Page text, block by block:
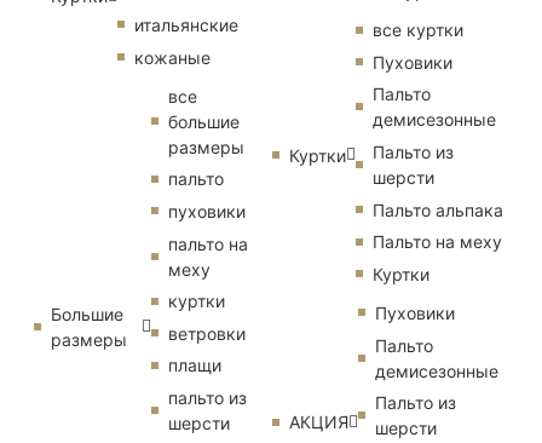
итальянские
кожаные
Большие
размеры
все
большие
размеры
пальто
пуховики
пальто на
меху
куртки
ветровки
плащи
пальто из
шерсти
Куртки
все куртки
Пуховики
Пальто
демисезонные
Пальто из
шерсти
Пальто альпака
Пальто на меху
Куртки
АКЦИЯ
Пуховики
Пальто
демисезонные
Пальто из
шерсти